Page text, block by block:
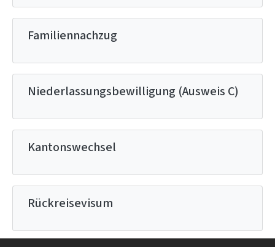
Familiennachzug
Niederlassungsbewilligung (Ausweis C)
Kantonswechsel
Rückreisevisum